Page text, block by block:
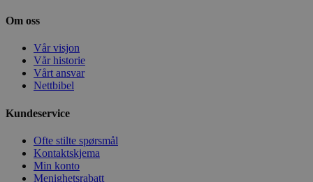
Om oss
Vår visjon
Vår historie
Vårt ansvar
Nettbibel
Kundeservice
Ofte stilte spørsmål
Kontaktskjema
Min konto
Menighetsrabatt